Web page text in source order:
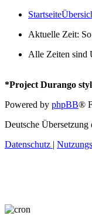
Startseite
Aktuelle Zeit:
Alle Zeiten sind
*Project Durango
Powered by phpBB®
Deutsche Übersetzung
Datenschutz |